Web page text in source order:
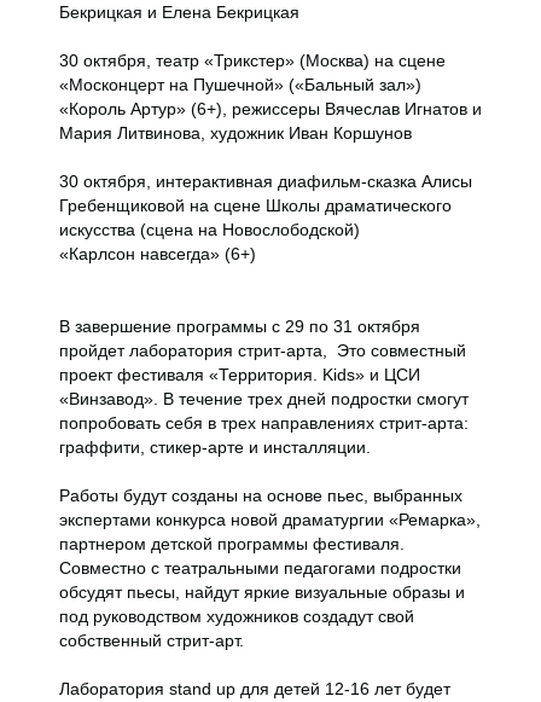
Бекрицкая и Елена Бекрицкая
30 октября, театр «Трикстер» (Москва) на сцене
«Москонцерт на Пушечной» («Бальный зал»)
«Король Артур» (6+), режиссеры Вячеслав Игнатов и
Мария Литвинова, художник Иван Коршунов
30 октября, интерактивная диафильм-сказка Алисы
Гребенщиковой на сцене Школы драматического
искусства (сцена на Новослободской)
«Карлсон навсегда» (6+)
В завершение программы с 29 по 31 октября
пройдет лаборатория стрит-арта, Это совместный
проект фестиваля «Территория. Kids» и ЦСИ
«Винзавод». В течение трех дней подростки смогут
попробовать себя в трех направлениях стрит-арта:
граффити, стикер-арте и инсталляции.
Работы будут созданы на основе пьес, выбранных
экспертами конкурса новой драматургии «Ремарка»,
партнером детской программы фестиваля.
Совместно с театральными педагогами подростки
обсудят пьесы, найдут яркие визуальные образы и
под руководством художников создадут свой
собственный стрит-арт.
Лаборатория stand up для детей 12-16 лет будет